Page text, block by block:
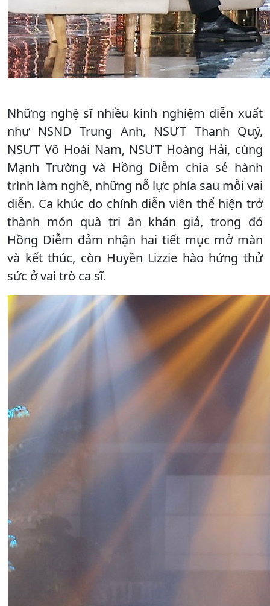
Những nghệ sĩ nhiều kinh nghiệm diễn xuất
như NSND Trung Anh, NSƯT Thanh Quý,
NSƯT Võ Hoài Nam, NSƯT Hoàng Hải, cùng
Mạnh Trường và Hồng Diễm chia sẻ hành
trình làm nghề, những nỗ lực phía sau mỗi vai
diễn. Ca khúc do chính diễn viên thể hiện trở
thành món quà tri ân khán giả, trong đó
Hồng Diễm đảm nhận hai tiết mục mở màn
và kết thúc, còn Huyền Lizzie hào hứng thử
sức ở vai trò ca sĩ.